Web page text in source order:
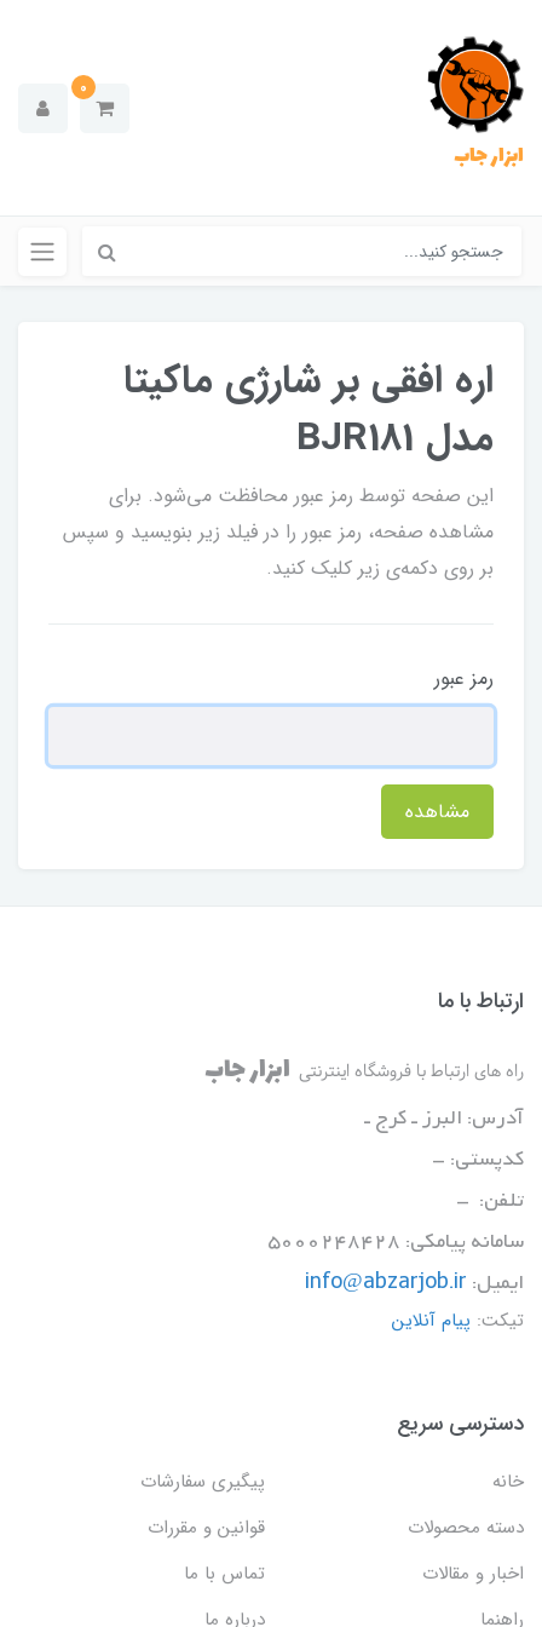
ابزار جاب
0
اره افقی بر شارژی ماکیتا
مدل BJR181
این صفحه توسط رمز عبور محافظت می‌شود. برای
مشاهده صفحه، رمز عبور را در فیلد زیر بنویسید و سپس
بر روی دکمه‌ی زیر کلیک کنید.
رمز عبور
مشاهده
ارتباط با ما
راه های ارتباط با فروشگاه اینترنتی ابزار جاب
آدرس: البرز ـ کرج ـ
کدپستی: -
تلفن: -
سامانه پیامکی: 5000248428
ایمیل: info@abzarjob.ir
تیکت: پیام آنلاین
دسترسی سریع
خانه
پیگیری سفارشات
دسته محصولات
قوانین و مقررات
اخبار و مقالات
تماس با ما
راهنما
درباره ما